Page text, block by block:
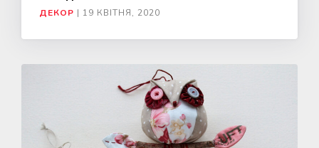
ДЕКОР | 19 КВІТНЯ, 2020